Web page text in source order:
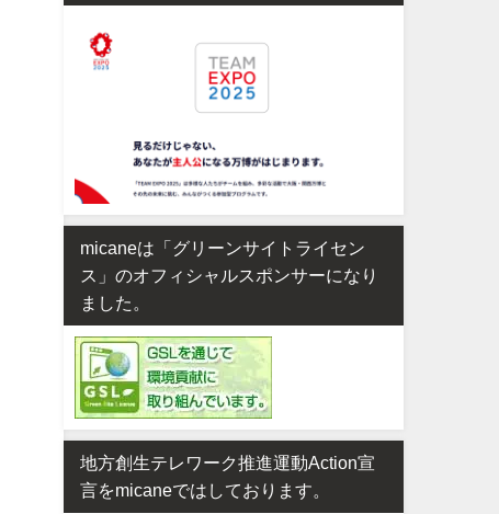
micaneは「グリーンサイトライセン
ス」のオフィシャルスポンサーになり
ました。
地方創生テレワーク推進運動Action宣
言をmicaneではしております。